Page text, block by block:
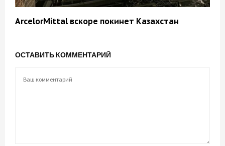
ArcelorMittal вскоре покинет Казахстан
ОСТАВИТЬ КОММЕНТАРИЙ